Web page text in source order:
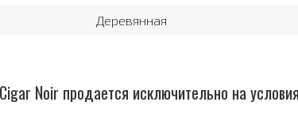
Деревянная
Noir продается исключительно на